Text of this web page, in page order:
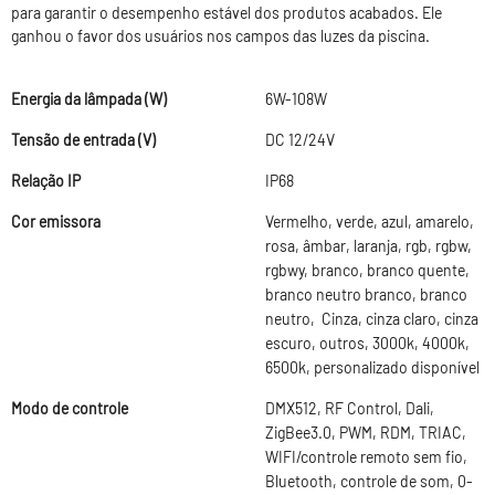
para garantir o desempenho estável dos produtos acabados. Ele
ganhou o favor dos usuários nos campos das luzes da piscina.
Energia da lâmpada (W) 6W-108W
Tensão de entrada (V) DC 12/24V
Relação IP IP68
Cor emissora
Vermelho, verde, azul, amarelo,
rosa, âmbar, laranja, rgb, rgbw,
rgbwy, branco, branco quente,
branco neutro branco, branco
neutro, Cinza, cinza claro, cinza
escuro, outros, 3000k, 4000k,
6500k, personalizado disponível
Modo de controle
DMX512, RF Control, Dali,
ZigBee3.0, PWM, RDM, TRIAC,
WIFI/controle remoto sem fio,
Bluetooth, controle de som, 0-